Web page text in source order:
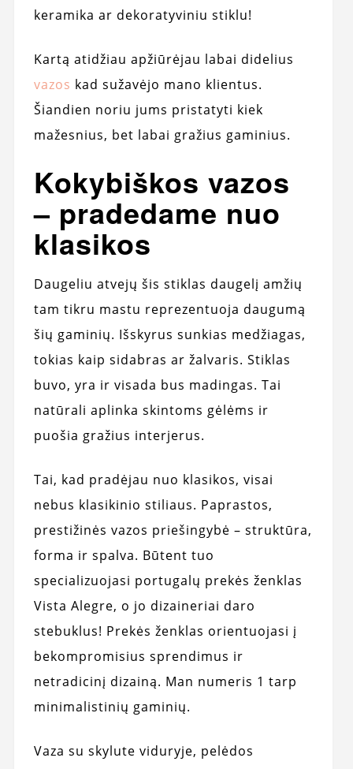
keramika ar dekoratyviniu stiklu!
Kartą atidžiau apžiūrėjau labai didelius
vazos kad sužavėjo mano klientus.
Šiandien noriu jums pristatyti kiek
mažesnius, bet labai gražius gaminius.
Kokybiškos vazos
– pradedame nuo
klasikos
Daugeliu atvejų šis stiklas daugelį amžių
tam tikru mastu reprezentuoja daugumą
šių gaminių. Išskyrus sunkias medžiagas,
tokias kaip sidabras ar žalvaris. Stiklas
buvo, yra ir visada bus madingas. Tai
natūrali aplinka skintoms gėlėms ir
puošia gražius interjerus.
Tai, kad pradėjau nuo klasikos, visai
nebus klasikinio stiliaus. Paprastos,
prestižinės vazos priešingybė – struktūra,
forma ir spalva. Būtent tuo
specializuojasi portugalų prekės ženklas
Vista Alegre, o jo dizaineriai daro
stebuklus! Prekės ženklas orientuojasi į
bekompromisius sprendimus ir
netradicinį dizainą. Man numeris 1 tarp
minimalistinių gaminių.
Vaza su skylute viduryje, pelėdos